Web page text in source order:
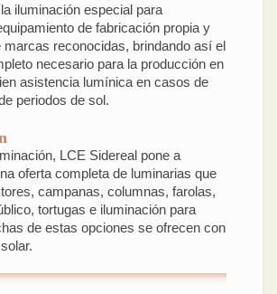
iluminación especial para
de fabricación propia y
marcas reconocidas, brindando así el
necesario para la producción en
asistencia lumínica en casos de
periodos de sol.
LCE Sidereal pone a
oferta completa de luminarias que
campanas, columnas, farolas,
tortugas e iluminación para
de estas opciones se ofrecen con